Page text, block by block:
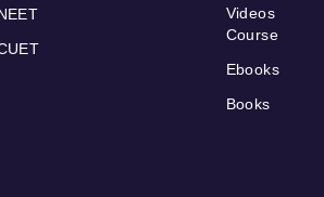
Videos
Course
Ebooks
Books